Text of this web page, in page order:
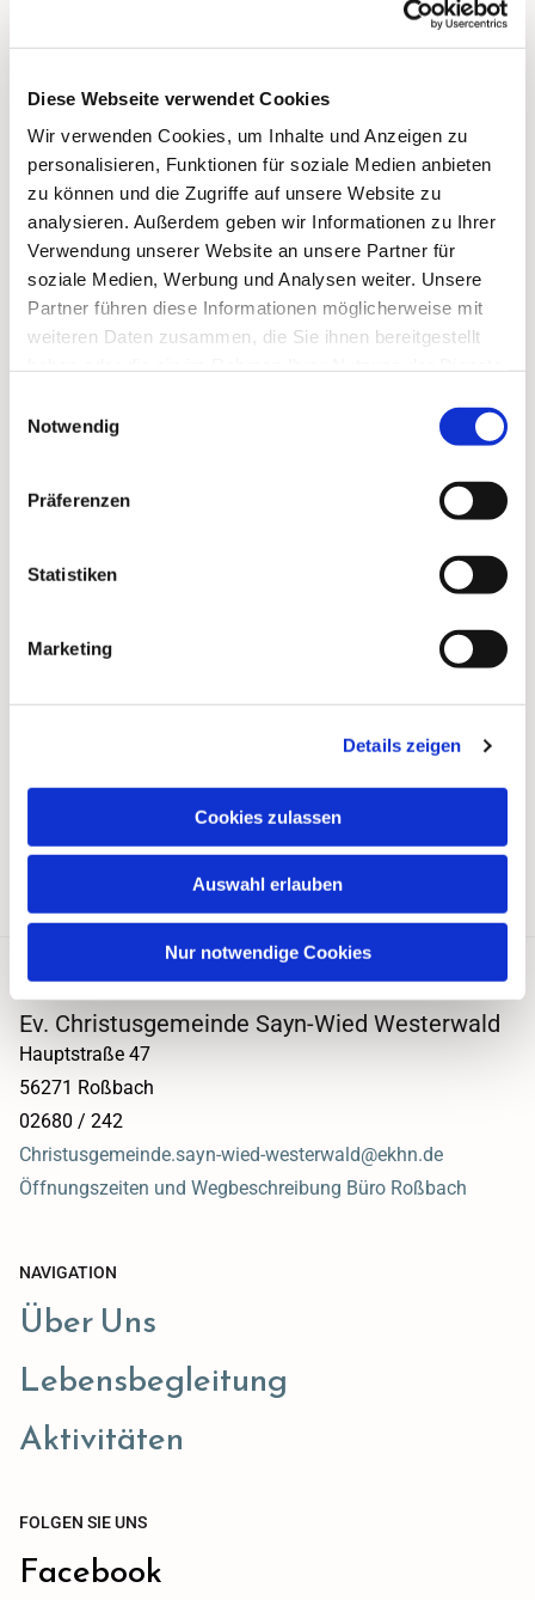
Diese Webseite verwendet Cookies
Wir verwenden Cookies, um Inhalte und Anzeigen zu
personalisieren, Funktionen für soziale Medien anbieten
zu können und die Zugriffe auf unsere Website zu
analysieren. Außerdem geben wir Informationen zu Ihrer
Verwendung unserer Website an unsere Partner für
soziale Medien, Werbung und Analysen weiter. Unsere
Partner führen diese Informationen möglicherweise mit
weiteren Daten zusammen, die Sie ihnen bereitgestellt
Notwendig
Präferenzen
Statistiken
Marketing
Details zeigen
Cookies zulassen
Auswahl erlauben
Nur notwendige Cookies
Essen, Über 'Gott und die Welt reden'
Dies könnte Sie auch
interessieren
Ev. Christusgemeinde Sayn-Wied Westerwald
Hauptstraße 47
56271 Roßbach
02680 / 242
Christusgemeinde.sayn-wied-westerwald@ekhn.de
Öffnungszeiten und Wegbeschreibung Büro Roßbach
NAVIGATION
Über Uns
Lebensbegleitung
Aktivitäten
FOLGEN SIE UNS
Facebook